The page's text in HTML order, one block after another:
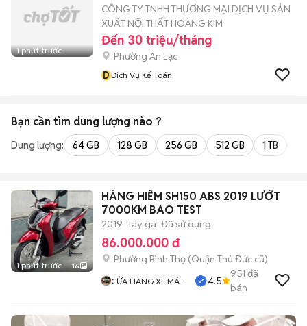
1 phút trước
CÔNG TY TNHH THƯƠNG MẠI DỊCH VỤ SẢN
XUẤT NỘI THẤT HOÀNG KIM
Đến 30 triệu/tháng
Phường An Lạc
DDịch Vụ Kế Toán
Bạn cần tìm dung lượng nào ?
Dung lượng: 64 GB 128 GB 256 GB 512 GB 1 TB
1 phút trước 16
HÀNG HIẾM SH150 ABS 2019 LƯỚT
7000KM BAO TEST
2019 Tay ga Đã sử dụng
86.000.000 đ
Phường Bình Thọ (Quận Thủ Đức cũ)
CỬA HÀNG XE MÁY
4.5
951 đã
bán